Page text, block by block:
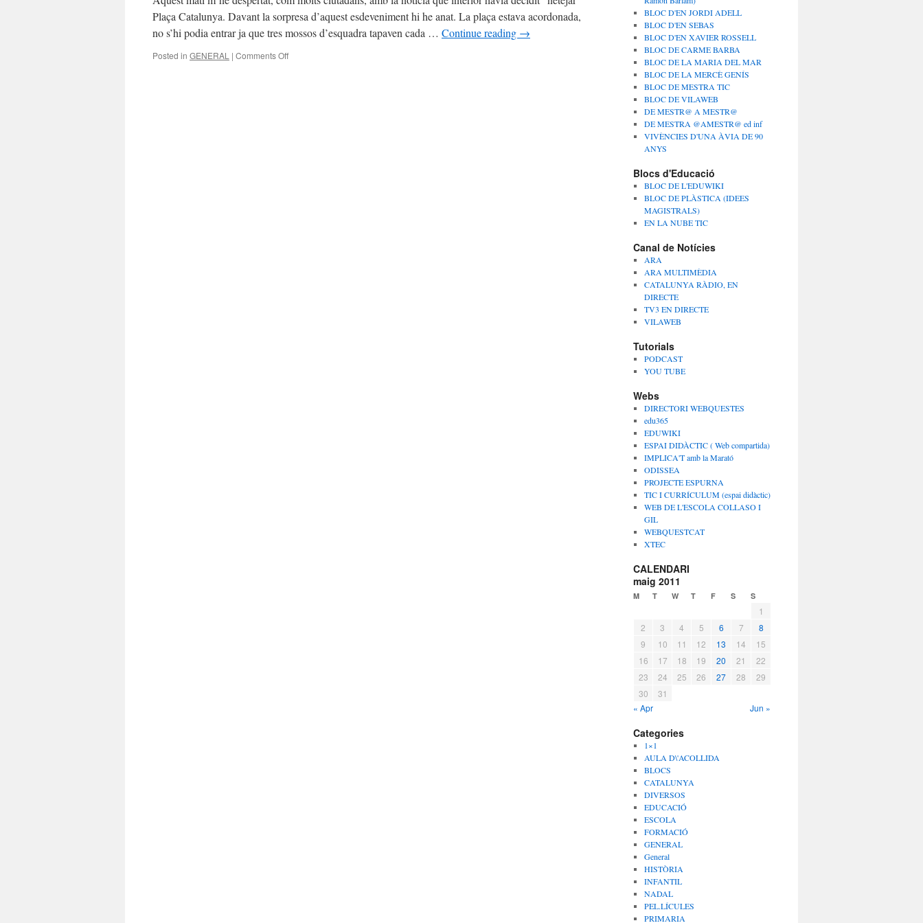
Plaça Catalunya. Davant la sorpresa d’aquest esdeveniment hi he anat. La plaça estava acordonada,
no s’hi podia entrar ja que tres mossos d’esquadra tapaven cada … Continue reading →
Posted in GENERAL | Comments Offon
BLOC D'EN JORDI ADELL
BLOC D'EN SEBAS
BLOC D'EN XAVIER ROSSELL
BLOC DE CARME BARBA
BLOC DE LA MARIA DEL MAR
BLOC DE LA MERCÈ GENÍS
BLOC DE MESTRA TIC
BLOC DE VILAWEB
DE MESTR@ A MESTR@
DE MESTRA @AMESTR@ ed inf
VIVÈNCIES D'UNA ÀVIA DE 90
ANYS
Blocs d'Educació
BLOC DE L'EDUWIKI
BLOC DE PLÀSTICA (IDEES
MAGISTRALS)
EN LA NUBE TIC
Canal de Notícies
ARA
ARA MULTIMÈDIA
CATALUNYA RÀDIO, EN
DIRECTE
TV3 EN DIRECTE
VILAWEB
Tutorials
PODCAST
YOU TUBE
Webs
DIRECTORI WEBQUESTES
edu365
EDUWIKI
ESPAI DIDÀCTIC ( Web compartida)
IMPLICA'T amb la Marató
ODISSEA
PROJECTE ESPURNA
TIC I CURRÍCULUM (espai didàctic)
WEB DE L'ESCOLA COLLASO I
GIL
WEBQUESTCAT
XTEC
CALENDARI
maig 2011
M T W T F S S
1
2
3 4 5 6 7
8
9
10 11 12 13 14
15
16
17 18 19 20 21
22
23
24 25 26 27 28
29
30
31
« Apr
Jun »
Categories
1×1
AULA D\'ACOLLIDA
BLOCS
CATALUNYA
DIVERSOS
EDUCACIÓ
ESCOLA
FORMACIÓ
GENERAL
General
HISTÒRIA
INFANTIL
NADAL
PEL.LÍCULES
PRIMARIA